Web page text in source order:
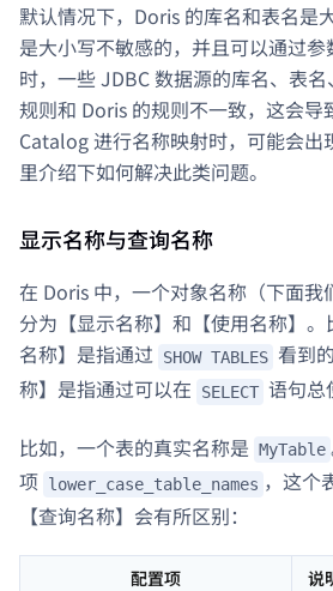
默认情况下，Doris 的库名和表名是
是大小写不敏感的，并且可以通过
时，一些 JDBC 数据源的库名、表
规则和 Doris 的规则不一致，这会导
Catalog 进行名称映射时，可能会出
里介绍下如何解决此类问题。
显示名称与查询名称
在 Doris 中，一个对象名称（下面我
分为【显示名称】和【使用名称】
名称】是指通过 SHOW TABLES 看到
称】是指通过可以在
SELECT 语句总
比如，一个表的真实名称是 MyTable
项 lower_case_table_names ，这个
【查询名称】会有所区别：
配置项 说